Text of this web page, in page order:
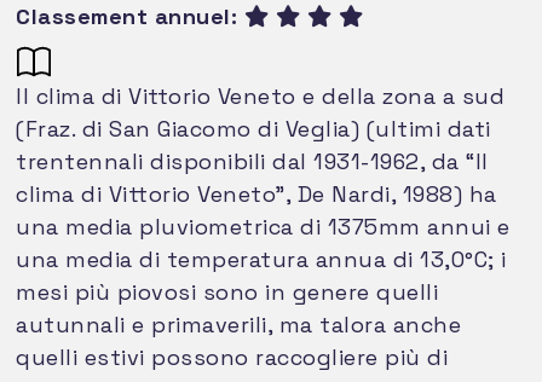
Classement annuel:
Il clima di Vittorio Veneto e della zona a sud
(Fraz. di San Giacomo di Veglia) (ultimi dati
trentennali disponibili dal 1931-1962, da “Il
clima di Vittorio Veneto”, De Nardi, 1988) ha
una media pluviometrica di 1375mm annui e
una media di temperatura annua di 13,0°C; i
mesi più piovosi sono in genere quelli
autunnali e primaverili, ma talora anche
quelli estivi possono raccogliere più di